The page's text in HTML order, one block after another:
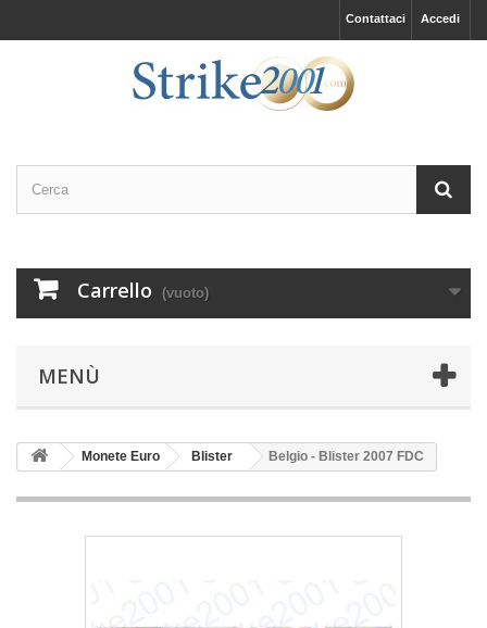
Accedi
Contattaci
Carrello (vuoto)
MENÙ
Monete Euro Blister Belgio - Blister 2007 FDC